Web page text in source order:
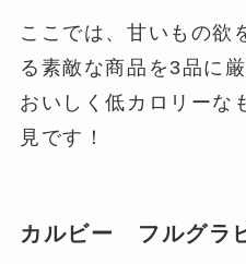
ここでは、甘いもの欲
る素敵な商品を3品に
おいしく低カロリーな
見です！
カルビー フルグラ